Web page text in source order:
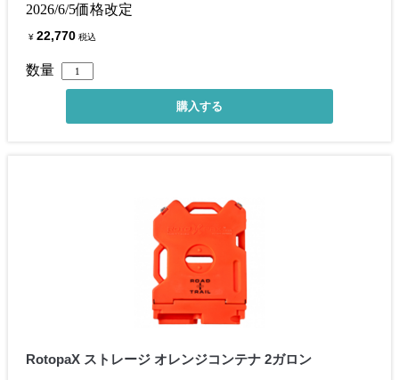
2026/6/5価格改定
¥ 22,770 税込
数量
RotopaX ストレージ オレンジコンテナ 2ガロン